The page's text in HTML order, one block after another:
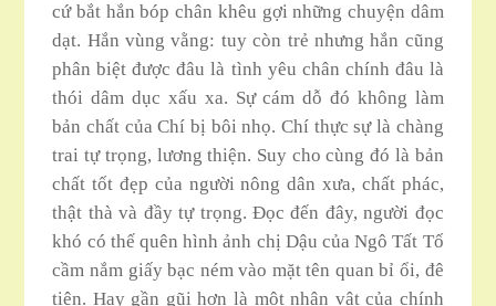
cứ bắt hắn bóp chân khêu gợi những chuyện dâm
dạt. Hắn vùng vằng: tuy còn trẻ nhưng hắn cũng
phân biệt được đâu là tình yêu chân chính đâu là
thói dâm dục xấu xa. Sự cám dỗ đó không làm
bản chất của Chí bị bôi nhọ. Chí thực sự là chàng
trai tự trọng, lương thiện. Suy cho cùng đó là bản
chất tốt đẹp của người nông dân xưa, chất phác,
thật thà và đầy tự trọng. Đọc đến đây, người đọc
khó có thế quên hình ảnh chị Dậu của Ngô Tất Tố
cầm nắm giấy bạc ném vào mặt tên quan bỉ ổi, đê
tiện. Hay gần gũi hơn là một nhân vật của chính